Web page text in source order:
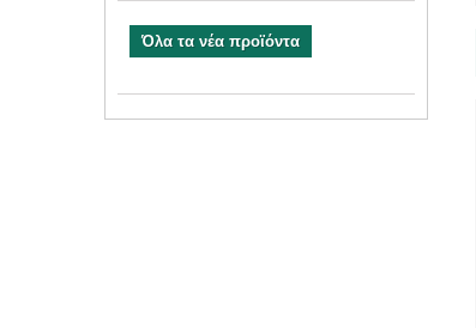
Όλα τα νέα προϊόντα